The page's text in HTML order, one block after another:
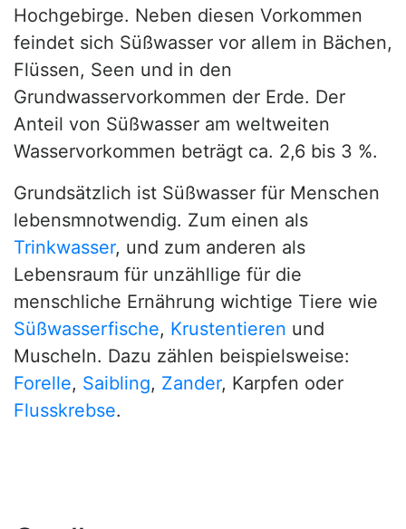
Hochgebirge. Neben diesen Vorkommen
feindet sich Süßwasser vor allem in Bächen,
Flüssen, Seen und in den
Grundwasservorkommen der Erde. Der
Anteil von Süßwasser am weltweiten
Wasservorkommen beträgt ca. 2,6 bis 3 %.
Grundsätzlich ist Süßwasser für Menschen
lebensmnotwendig. Zum einen als
Trinkwasser, und zum anderen als
Lebensraum für unzähllige für die
menschliche Ernährung wichtige Tiere wie
Süßwasserfische, Krustentieren und
Muscheln. Dazu zählen beispielsweise:
Forelle, Saibling, Zander, Karpfen oder
Flusskrebse.